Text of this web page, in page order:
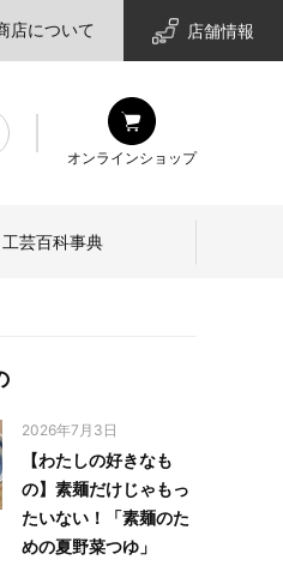
店について 店舗情報
オンラインショップ
工芸百科事典
2026年7月3日
【わたしの好きなも
の】素麺だけじゃもっ
たいない！「素麺のた
めの夏野菜つゆ」